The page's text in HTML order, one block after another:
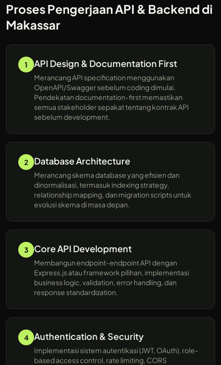
Proses Pengerjaan API & Backend di
Makassar
1 API Design & Documentation First
Merancang API specification menggunakan
OpenAPI/Swagger sebelum coding dimulai.
Pendekatan documentation-first memastikan
semua stakeholder sepakat tentang kontrak API
sebelum development.
2 Database Architecture
Merancang skema database yang efisien dan
dinormalisasi, termasuk indexing strategy,
relationship mapping, dan migration scripts untuk
evolusi skema di masa depan.
3 Core API Development
Membangun endpoint-endpoint API dengan
Express.js atau framework pilihan, implementasi
business logic, validation, error handling, dan
response standardization.
4 Authentication & Security
Implementasi sistem autentikasi (JWT, OAuth), role-
based access control, rate limiting, CORS